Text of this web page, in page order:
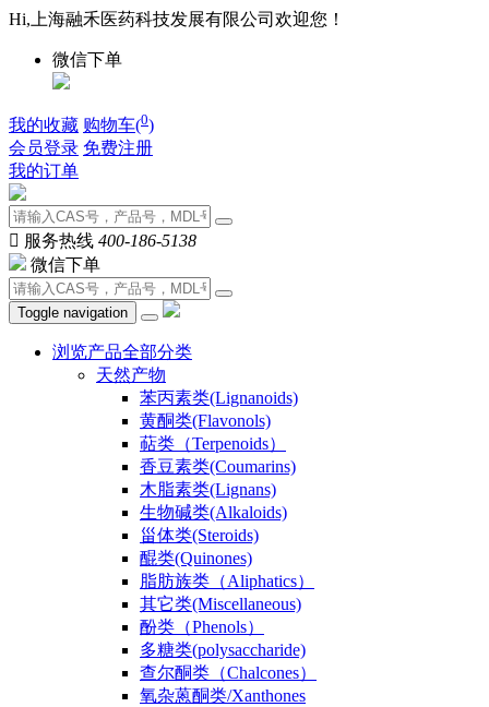
Hi,上海融禾医药科技发展有限公司欢迎您！
微信下单
我的收藏 购物车(0)
会员登录 免费注册
我的订单
 服务热线 400-186-5138
微信下单
Toggle navigation
浏览产品全部分类
天然产物
苯丙素类(Lignanoids)
黄酮类(Flavonols)
萜类（Terpenoids）
香豆素类(Coumarins)
木脂素类(Lignans)
生物碱类(Alkaloids)
甾体类(Steroids)
醌类(Quinones)
脂肪族类（Aliphatics）
其它类(Miscellaneous)
酚类（Phenols）
多糖类(polysaccharide)
查尔酮类（Chalcones）
氧杂蒽酮类/Xanthones